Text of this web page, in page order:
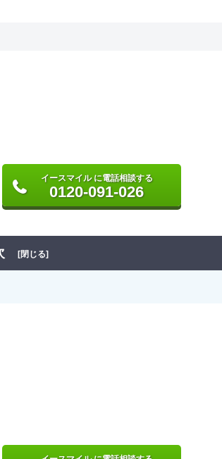
イースマイル に電話相談する
0120-091-026
[閉じる]